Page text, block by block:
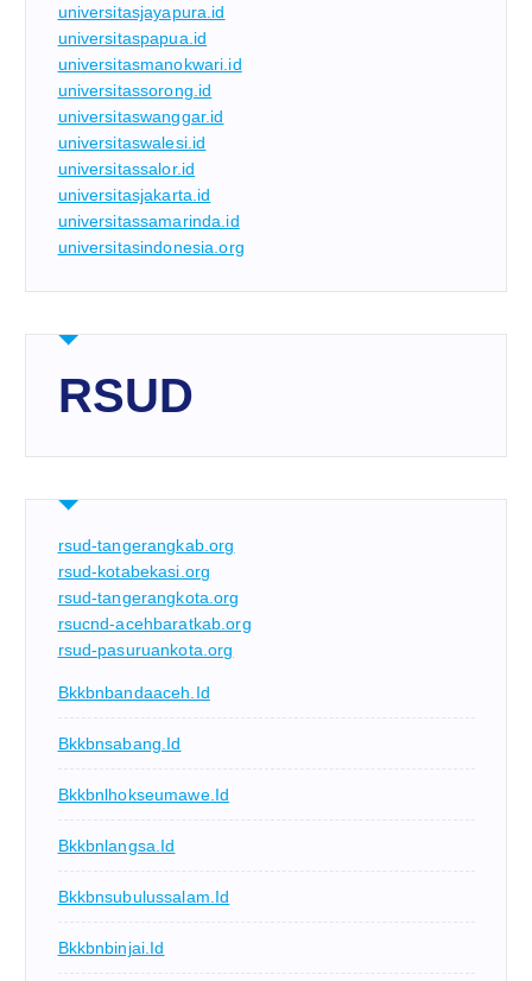
universitasjayapura.id
universitaspapua.id
universitasmanokwari.id
universitassorong.id
universitaswanggar.id
universitaswalesi.id
universitassalor.id
universitasjakarta.id
universitassamarinda.id
universitasindonesia.org
RSUD
rsud-tangerangkab.org
rsud-kotabekasi.org
rsud-tangerangkota.org
rsucnd-acehbaratkab.org
rsud-pasuruankota.org
Bkkbnbandaaceh.id
Bkkbnsabang.id
Bkkbnlhokseumawe.id
Bkkbnlangsa.id
Bkkbnsubulussalam.id
Bkkbnbinjai.id